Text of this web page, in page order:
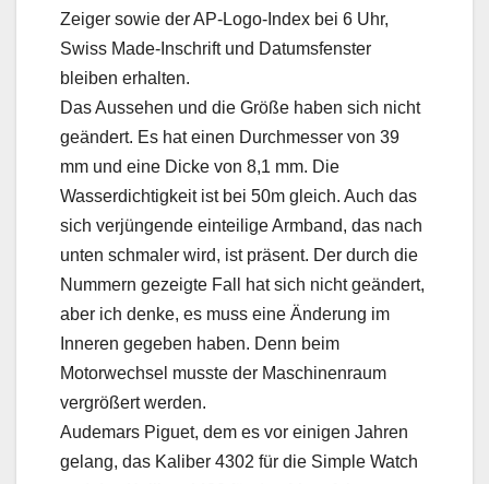
Zeiger sowie der AP-Logo-Index bei 6 Uhr,
Swiss Made-Inschrift und Datumsfenster
bleiben erhalten.
Das Aussehen und die Größe haben sich nicht
geändert. Es hat einen Durchmesser von 39
mm und eine Dicke von 8,1 mm. Die
Wasserdichtigkeit ist bei 50m gleich. Auch das
sich verjüngende einteilige Armband, das nach
unten schmaler wird, ist präsent. Der durch die
Nummern gezeigte Fall hat sich nicht geändert,
aber ich denke, es muss eine Änderung im
Inneren gegeben haben. Denn beim
Motorwechsel musste der Maschinenraum
vergrößert werden.
Audemars Piguet, dem es vor einigen Jahren
gelang, das Kaliber 4302 für die Simple Watch